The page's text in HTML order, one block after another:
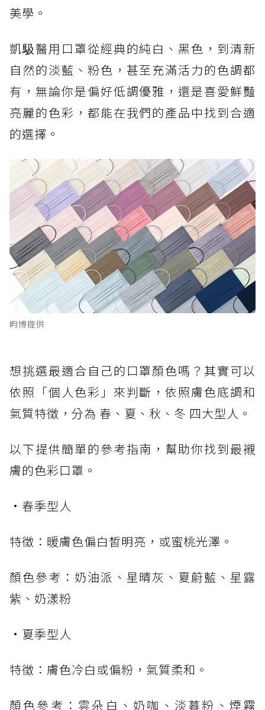
美學。
凱馺醫用口罩從經典的純白、黑色，到清新
自然的淡藍、粉色，甚至充滿活力的色調都
有，無論你是偏好低調優雅，還是喜愛鮮豔
亮麗的色彩，都能在我們的產品中找到合適
的選擇。
畇博提供
想挑選最適合自己的口罩顏色嗎？其實可以
依照「個人色彩」來判斷，依照膚色底調和
氣質特徵，分為 春、夏、秋、冬 四大型人。
以下提供簡單的參考指南，幫助你找到最襯
膚的色彩口罩。
•春季型人
特徵：暖膚色偏白皙明亮，或蜜桃光澤。
顏色參考：奶油派、星晴灰、夏蔚藍、星露
紫、奶漾粉
•夏季型人
特徵：膚色冷白或偏粉，氣質柔和。
顏色參考：雲朵白、奶咖、淡暮粉、煙霧